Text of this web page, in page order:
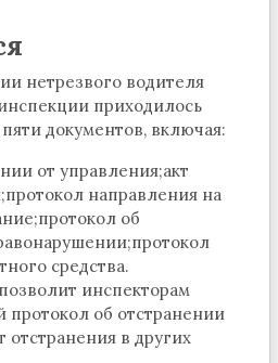
нетрезвого водителя
приходилось
документов, включая:
от управления;акт
направления на
об
средства.
инспекторам
протокол об отстранении
в других